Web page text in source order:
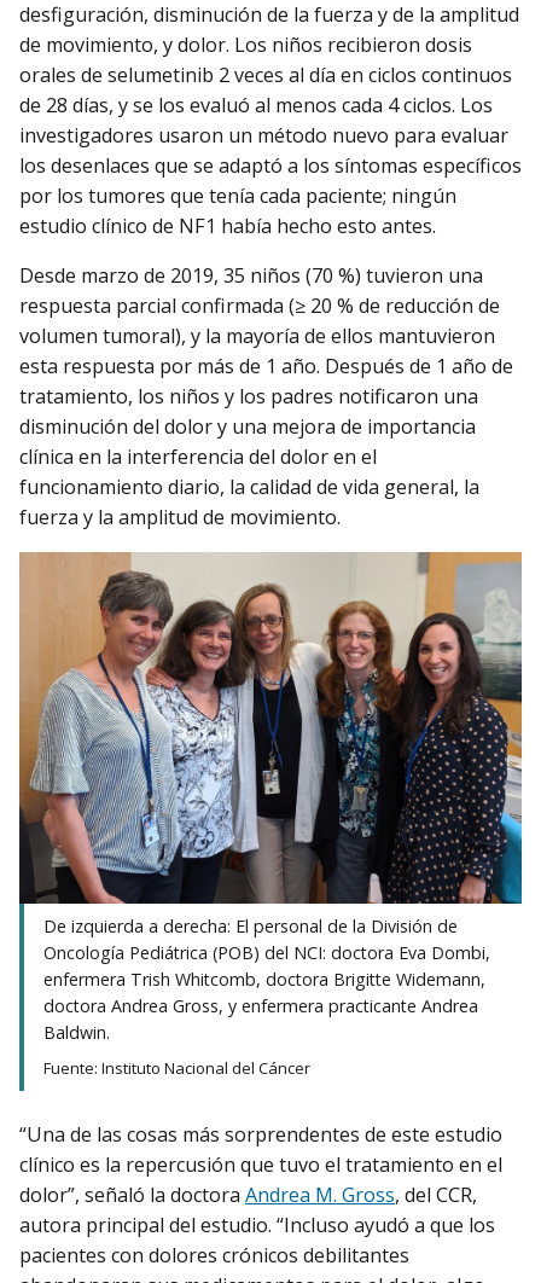
desfiguración, disminución de la fuerza y de la amplitud
de movimiento, y dolor. Los niños recibieron dosis
orales de selumetinib 2 veces al día en ciclos continuos
de 28 días, y se los evaluó al menos cada 4 ciclos. Los
investigadores usaron un método nuevo para evaluar
los desenlaces que se adaptó a los síntomas específicos
por los tumores que tenía cada paciente; ningún
estudio clínico de NF1 había hecho esto antes.
Desde marzo de 2019, 35 niños (70 %) tuvieron una
respuesta parcial confirmada (≥ 20 % de reducción de
volumen tumoral), y la mayoría de ellos mantuvieron
esta respuesta por más de 1 año. Después de 1 año de
tratamiento, los niños y los padres notificaron una
disminución del dolor y una mejora de importancia
clínica en la interferencia del dolor en el
funcionamiento diario, la calidad de vida general, la
fuerza y la amplitud de movimiento.
De izquierda a derecha: El personal de la División de
Oncología Pediátrica (POB) del NCI: doctora Eva Dombi,
enfermera Trish Whitcomb, doctora Brigitte Widemann,
doctora Andrea Gross, y enfermera practicante Andrea
Baldwin.
Fuente: Instituto Nacional del Cáncer
“Una de las cosas más sorprendentes de este estudio
clínico es la repercusión que tuvo el tratamiento en el
dolor”, señaló la doctora Andrea M. Gross, del CCR,
autora principal del estudio. “Incluso ayudó a que los
pacientes con dolores crónicos debilitantes